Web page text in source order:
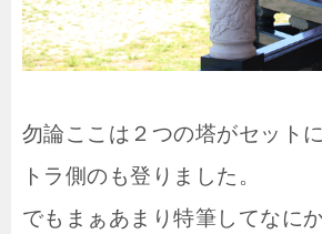
勿論ここは２つの塔がセット
トラ側のも登りました。
でもまぁあまり特筆してなに